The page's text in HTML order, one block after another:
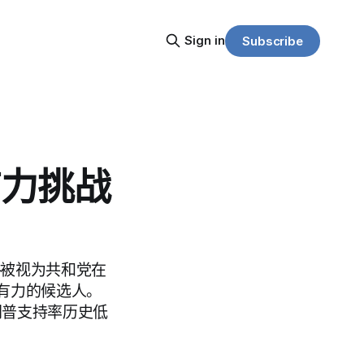
Sign in Subscribe
挑战
视为共和党在
的候选人。
支持率历史低